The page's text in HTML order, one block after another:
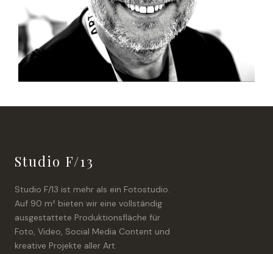
Studio F/13
Studio F/13 ist mehr als ein Fotostudio.
Auf 90 m² bieten wir eine vollständig
ausgestattete Produktionsfläche für
Foto, Video, Social Media Content und
kreative Projekte aller Art.